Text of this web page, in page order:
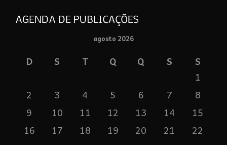
agosto 2026
D S T Q Q S S
1
2
3 4 5 6 7
8
9
10 11 12 13 14
15
16
17 18 19 20 21
22